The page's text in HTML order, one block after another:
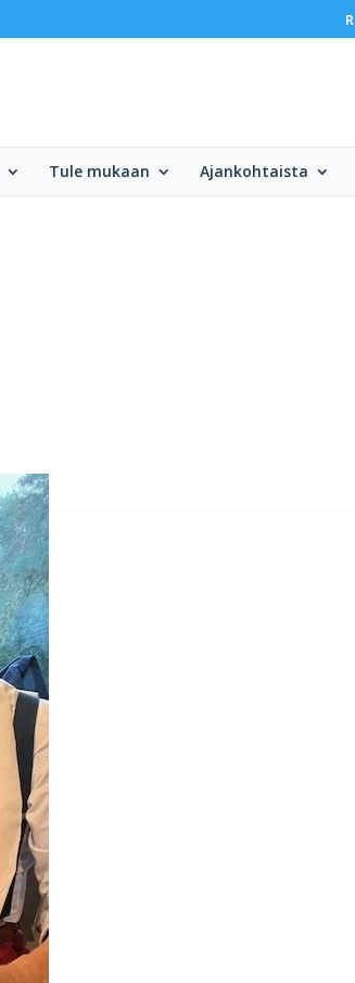
Tule mukaan Ajankohtaista